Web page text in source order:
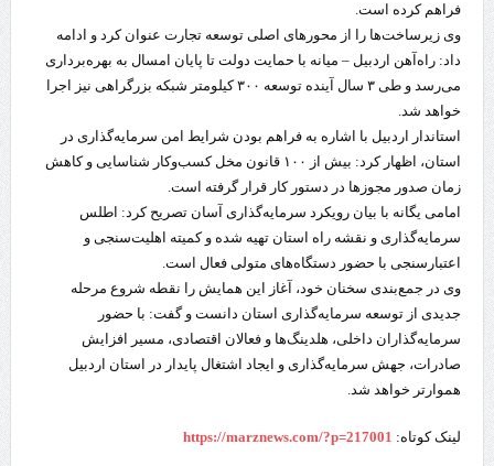
فراهم کرده است.
وی زیرساخت‌ها را از محورهای اصلی توسعه تجارت عنوان کرد و ادامه
داد: راه‌آهن اردبیل – میانه با حمایت دولت تا پایان امسال به بهره‌برداری
می‌رسد و طی ۳ سال آینده توسعه ۳۰۰ کیلومتر شبکه بزرگراهی نیز اجرا
خواهد شد.
استاندار اردبیل با اشاره به فراهم بودن شرایط امن سرمایه‌گذاری در
استان، اظهار کرد: بیش از ۱۰۰ قانون مخل کسب‌وکار شناسایی و کاهش
زمان صدور مجوزها در دستور کار قرار گرفته است.
امامی یگانه با بیان رویکرد سرمایه‌گذاری آسان تصریح کرد: اطلس
سرمایه‌گذاری و نقشه راه استان تهیه شده و کمیته اهلیت‌سنجی و
اعتبارسنجی با حضور دستگاه‌های متولی فعال است.
وی در جمع‌بندی سخنان خود، آغاز این همایش را نقطه شروع مرحله
جدیدی از توسعه سرمایه‌گذاری استان دانست و گفت: با حضور
سرمایه‌گذاران داخلی، هلدینگ‌ها و فعالان اقتصادی، مسیر افزایش
صادرات، جهش سرمایه‌گذاری و ایجاد اشتغال پایدار در استان اردبیل
هموارتر خواهد شد.
لینک کوتاه: https://marznews.com/?p=217001